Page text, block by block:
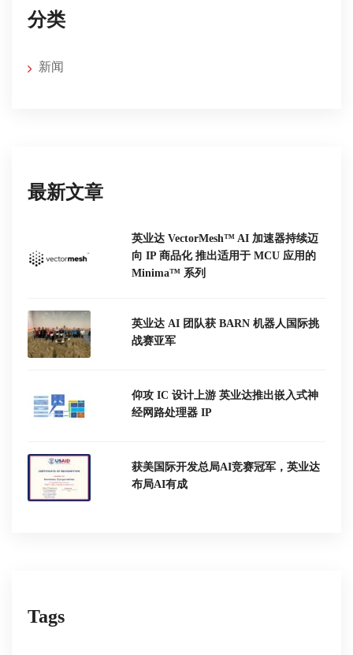
分类
新闻
最新文章
英业达 VectorMesh™ AI 加速器持续迈
向 IP 商品化 推出适用于 MCU 应用的
Minima™ 系列
英业达 AI 团队获 BARN 机器人国际挑
战赛亚军
仰攻 IC 设计上游 英业达推出嵌入式神
经网路处理器 IP
获美国际开发总局AI竞赛冠军，英业达
布局AI有成
Tags